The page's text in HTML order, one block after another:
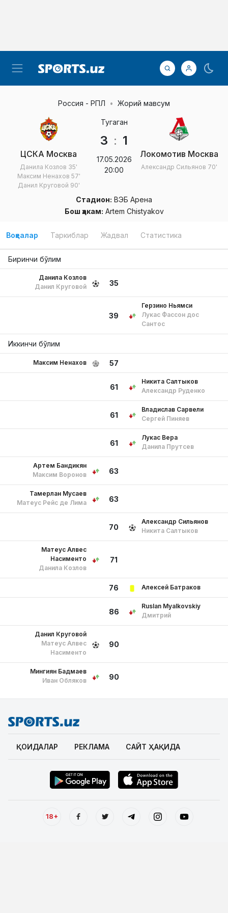
Россия - РПЛ Жорий мавсум
ЦСКА Москва
Данила Козлов 35'
Максим Ненахов 57'
Данил Круговой 90'
Тугаган
3 : 1
17.05.2026
20:00
Локомотив Москва
Александр Сильянов 70'
Стадион: ВЭБ Арена
Бош ҳакам: Artem Chistyakov
Воқеалар Таркиблар Жадвал Статистика
Биринчи бўлим
35
Данила Козлов
Данил Круговой
39
Герзино Ньямси
Лукас Фассон дос
Сантос
Иккинчи бўлим
57
Максим Ненахов
61
Никита Салтыков
Александр Руденко
61
Владислав Сарвели
Сергей Пиняев
61
Лукас Вера
Данила Прутсев
63
Артем Бандикян
Максим Воронов
63
Тамерлан Мусаев
Матеус Рейс де Лима
70
Александр Сильянов
Никита Салтыков
71
Матеус Алвес
Насименто
Данила Козлов
76 Алексей Батраков
86
Ruslan Myalkovskiy
Дмитрий
90
Данил Круговой
Матеус Алвес
Насименто
90
Мингиян Бадмаев
Иван Обляков
ҚОИДАЛАР РЕКЛАМА САЙТ ҲАҚИДА
18+